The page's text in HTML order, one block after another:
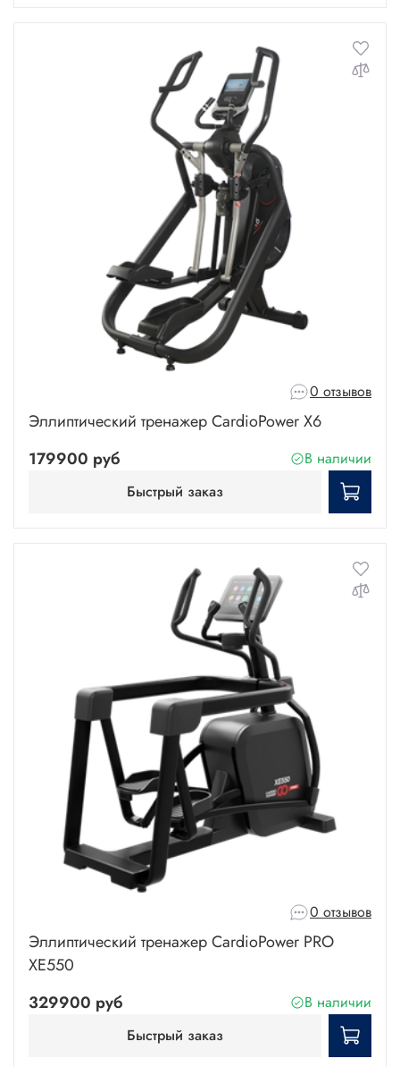
0 отзывов
Эллиптический тренажер CardioPower X6
179900 руб
В наличии
Быстрый заказ
0 отзывов
Эллиптический тренажер CardioPower PRO
XE550
329900 руб
В наличии
Быстрый заказ